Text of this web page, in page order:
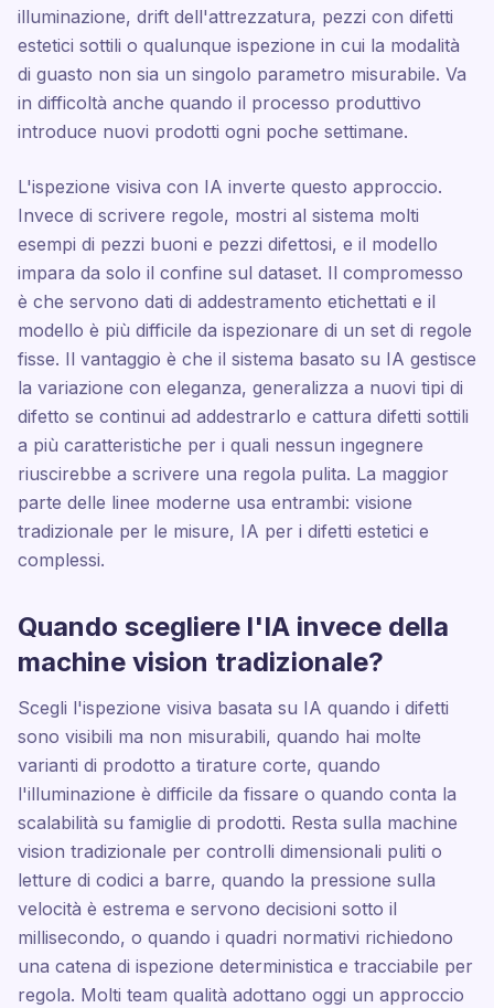
illuminazione, drift dell'attrezzatura, pezzi con difetti
estetici sottili o qualunque ispezione in cui la modalità
di guasto non sia un singolo parametro misurabile. Va
in difficoltà anche quando il processo produttivo
introduce nuovi prodotti ogni poche settimane.
L'ispezione visiva con IA inverte questo approccio.
Invece di scrivere regole, mostri al sistema molti
esempi di pezzi buoni e pezzi difettosi, e il modello
impara da solo il confine sul dataset. Il compromesso
è che servono dati di addestramento etichettati e il
modello è più difficile da ispezionare di un set di regole
fisse. Il vantaggio è che il sistema basato su IA gestisce
la variazione con eleganza, generalizza a nuovi tipi di
difetto se continui ad addestrarlo e cattura difetti sottili
a più caratteristiche per i quali nessun ingegnere
riuscirebbe a scrivere una regola pulita. La maggior
parte delle linee moderne usa entrambi: visione
tradizionale per le misure, IA per i difetti estetici e
complessi.
Quando scegliere l'IA invece della
machine vision tradizionale?
Scegli l'ispezione visiva basata su IA quando i difetti
sono visibili ma non misurabili, quando hai molte
varianti di prodotto a tirature corte, quando
l'illuminazione è difficile da fissare o quando conta la
scalabilità su famiglie di prodotti. Resta sulla machine
vision tradizionale per controlli dimensionali puliti o
letture di codici a barre, quando la pressione sulla
velocità è estrema e servono decisioni sotto il
millisecondo, o quando i quadri normativi richiedono
una catena di ispezione deterministica e tracciabile per
regola. Molti team qualità adottano oggi un approccio